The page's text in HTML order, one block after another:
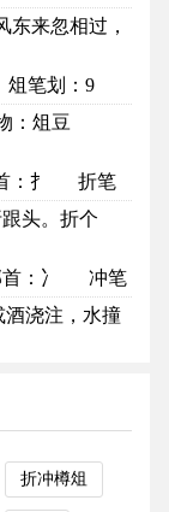
东来忽相过，
俎笔划：9
：俎豆
：扌
折笔
头。折个
：冫
冲笔
酒浇注，水撞
折冲樽俎